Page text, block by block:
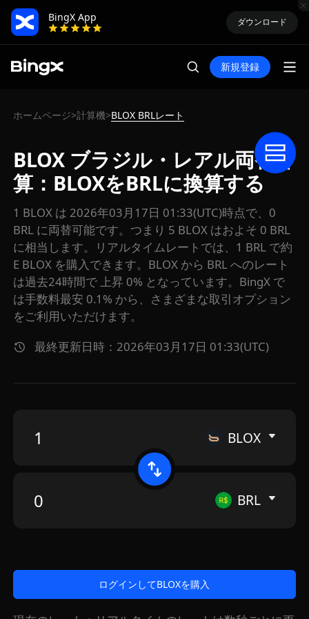
BingX App
ダウンロード
新規登録
ホームページ>計算機>BLOX BRLレート
BLOX ブラジル・レアル両替計
算：BLOXをBRLに換算する
1 BLOX は 2026年03月17日 01:33(UTC)時点で、0
BRL に両替可能です。つまり 5 BLOX はおよそ 0 BRL
に相当します。リアルタイムレートでは、1 BRL で約
E BLOX を購入できます。BLOX から BRL へのレート
は過去24時間で 上昇 0% となっています。BingX で
は手数料最安 0.1% から、さまざまな取引オプション
をご利用いただけます。
最終更新日時：2026年03月17日 01:33(UTC)
BLOX
BRL
ログインしてBLOXを購入